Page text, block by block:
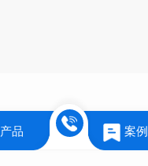
产品 案例